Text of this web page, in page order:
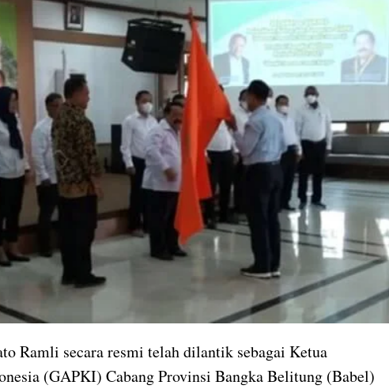
Ramli secara resmi telah dilantik sebagai Ketua
(GAPKI) Cabang Provinsi Bangka Belitung (Babel)